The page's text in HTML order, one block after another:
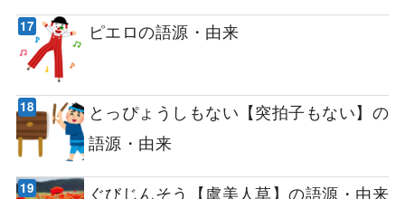
ピエロの語源・由来
とっぴょうしもない【突拍子もない】の
語源・由来
ぐびじんそう【虞美人草】の語源・由来